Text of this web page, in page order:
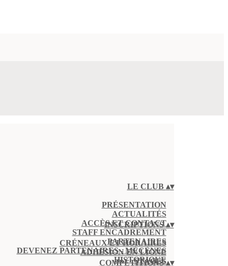
LE CLUB ▴▾
PRÉSENTATION
ACTUALITÉS
ACCÈS ET CONTACT
STAFF ENCADREMENT
PARTENAIRES
DEVENEZ PARTENAIRES - MÉCÈNES
HISTORIQUE
INSCRIPTIONS▴▾
CRÉNEAUX ET HORAIRES
ADHÉSION EN LIGNE
STAGES
COMPÉTITIONS▴▾